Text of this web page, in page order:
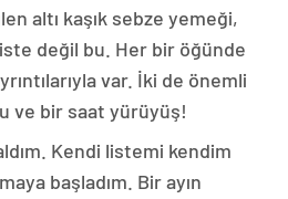
altı kaşık sebze yemeği,
değil bu. Her bir öğünde
var. İki de önemli
ve bir saat yürüyüş!
Kendi listemi kendim
başladım. Bir ayın